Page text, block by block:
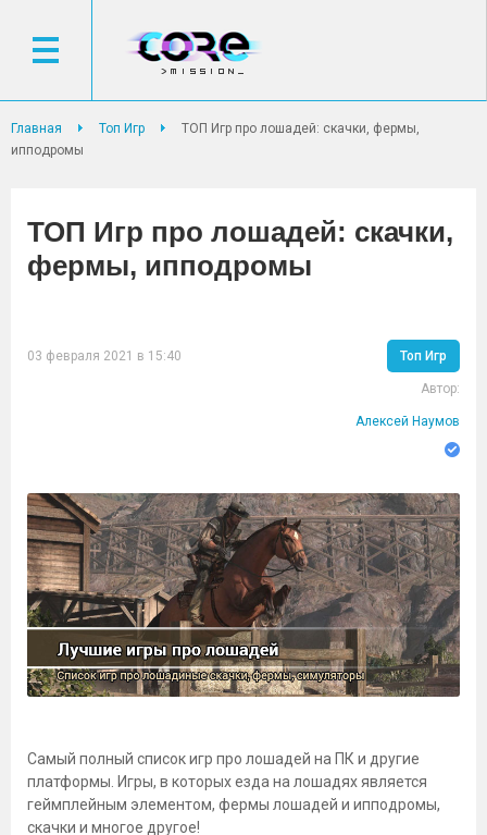
Главная Топ Игр
ТОП Игр про лошадей: скачки, фермы,
ипподромы
ТОП Игр про лошадей: скачки,
фермы, ипподромы
03 февраля 2021 в 15:40 Топ Игр
Автор:
Алексей Наумов
Самый полный список игр про лошадей на ПК и другие
платформы. Игры, в которых езда на лошадях является
геймплейным элементом, фермы лошадей и ипподромы,
скачки и многое другое!